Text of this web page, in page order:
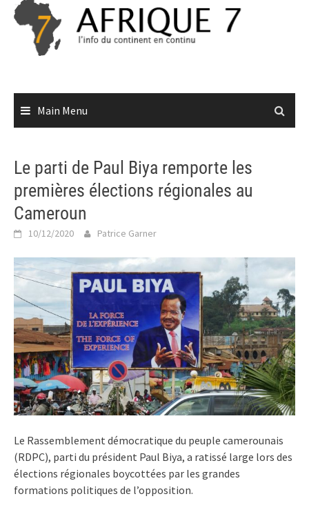
Skip
content
Main Menu
Le parti de Paul Biya remporte les
premières élections régionales au
Cameroun
10/12/2020 Patrice Garner
Le Rassemblement démocratique du peuple camerounais
(RDPC), parti du président Paul Biya, a ratissé large lors des
élections régionales boycottées par les grandes
formations politiques de l’opposition.